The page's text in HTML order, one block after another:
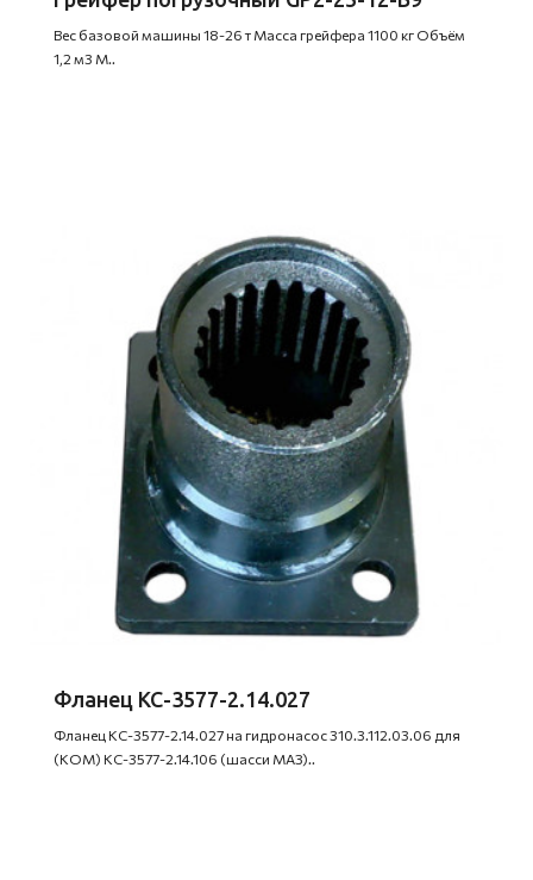
Вес базовой машины 18-26 т Масса грейфера 1100 кг Объём
1,2 м3 М..
Фланец КС-3577-2.14.027
Фланец КС-3577-2.14.027 на гидронасос 310.3.112.03.06 для
(КОМ) КС-3577-2.14.106 (шасси МАЗ)..